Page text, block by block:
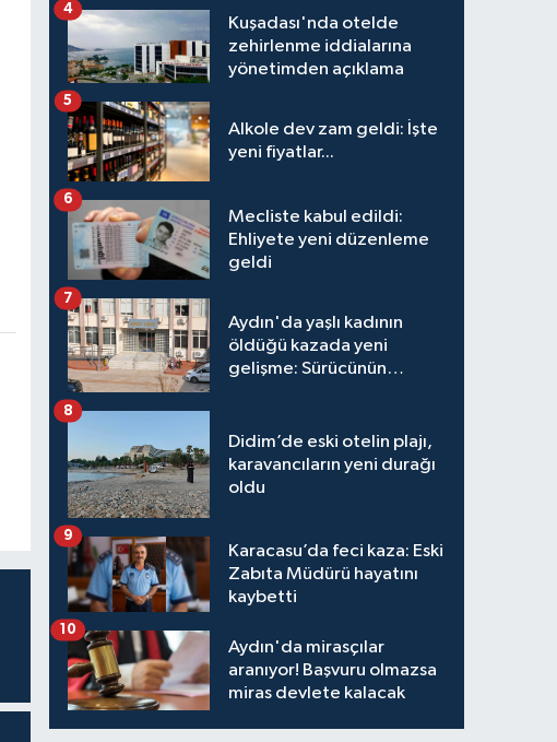
Kuşadası'nda otelde
zehirlenme iddialarına
yönetimden açıklama
4
Alkole dev zam geldi: İşte
yeni fiyatlar...
5
Mecliste kabul edildi:
Ehliyete yeni düzenleme
geldi
6
Aydın'da yaşlı kadının
öldüğü kazada yeni
gelişme: Sürücünün
7
Didim’de eski otelin plajı,
karavancıların yeni durağı
oldu
8
Karacasu’da feci kaza: Eski
Zabıta Müdürü hayatını
kaybetti
9
Aydın'da mirasçılar
aranıyor! Başvuru olmazsa
miras devlete kalacak
10